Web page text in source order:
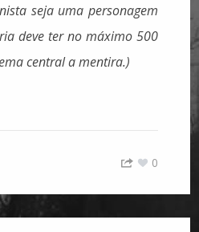
seja uma personagem
deve ter no máximo 500
central a mentira.)
0